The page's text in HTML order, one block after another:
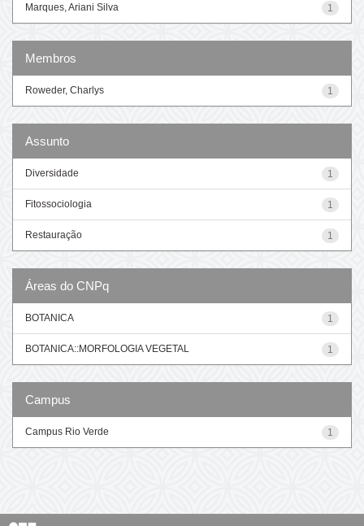
1
Marques, Ariani Silva
Membros
1
Roweder, Charlys
Assunto
1
Diversidade
1
Fitossociologia
1
Restauração
Áreas do CNPq
1
BOTANICA
1
BOTANICA::MORFOLOGIA VEGETAL
Campus
1
Campus Rio Verde